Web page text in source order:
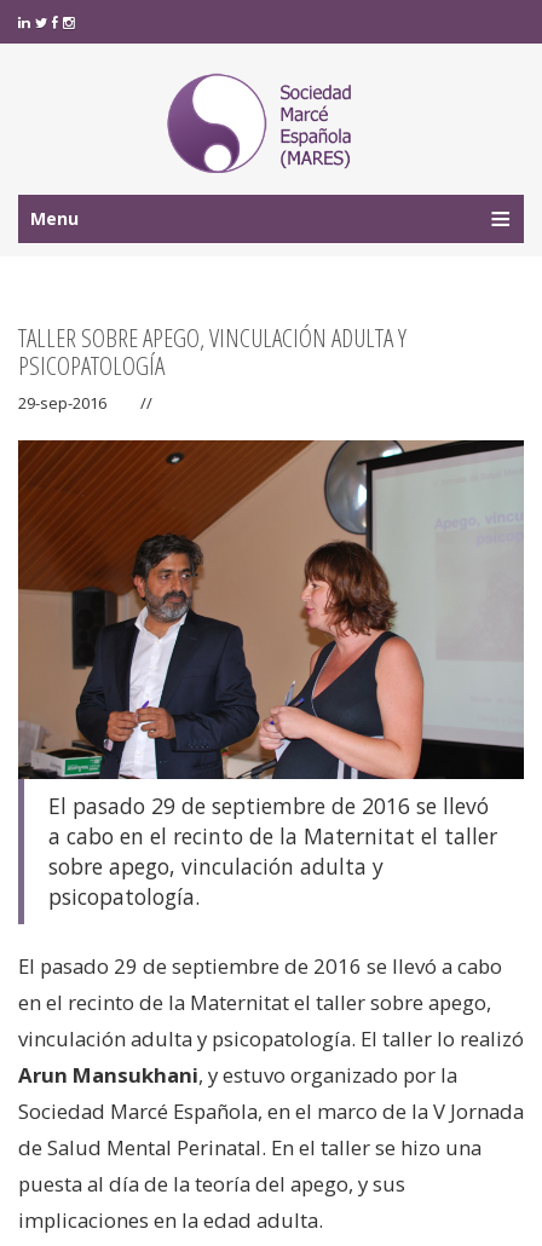
Menu
TALLER SOBRE APEGO, VINCULACIÓN ADULTA Y
PSICOPATOLOGÍA
29-sep-2016 //
El pasado 29 de septiembre de 2016 se llevó
a cabo en el recinto de la Maternitat el taller
sobre apego, vinculación adulta y
psicopatología.
El pasado 29 de septiembre de 2016 se llevó a cabo
en el recinto de la Maternitat el taller sobre apego,
vinculación adulta y psicopatología. El taller lo realizó
Arun Mansukhani, y estuvo organizado por la
Sociedad Marcé Española, en el marco de la V Jornada
de Salud Mental Perinatal. En el taller se hizo una
puesta al día de la teoría del apego, y sus
implicaciones en la edad adulta.